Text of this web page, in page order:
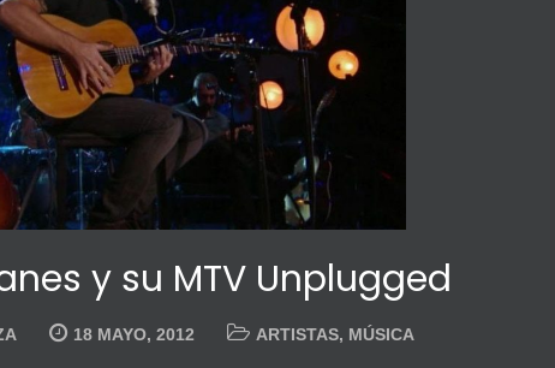
y su MTV Unplugged
18 MAYO, 2012 ARTISTAS, MÚSICA